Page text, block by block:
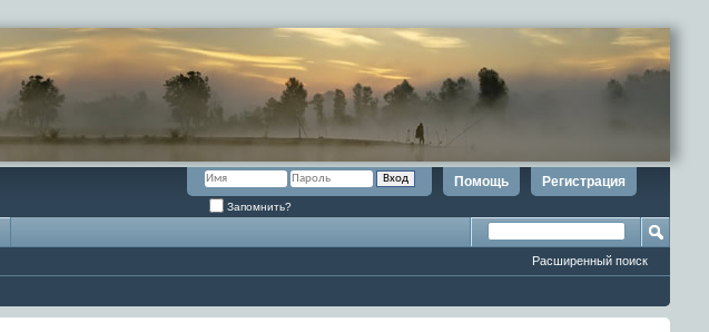
Регистрация
Помощь
Запомнить?
Расширенный поиск